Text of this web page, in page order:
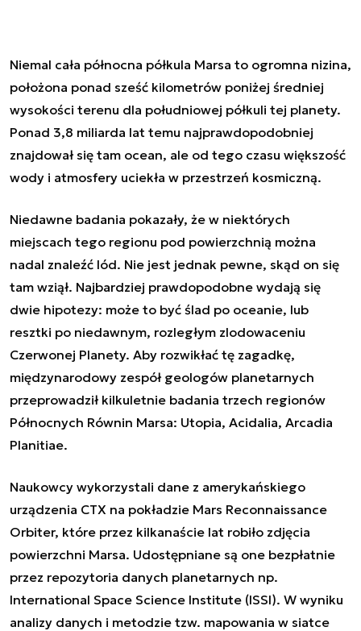
Niemal cała północna półkula Marsa to ogromna nizina,
położona ponad sześć kilometrów poniżej średniej
wysokości terenu dla południowej półkuli tej planety.
Ponad 3,8 miliarda lat temu najprawdopodobniej
znajdował się tam ocean, ale od tego czasu większość
wody i atmosfery uciekła w przestrzeń kosmiczną.
Niedawne badania pokazały, że w niektórych
miejscach tego regionu pod powierzchnią można
nadal znaleźć lód. Nie jest jednak pewne, skąd on się
tam wziął. Najbardziej prawdopodobne wydają się
dwie hipotezy: może to być ślad po oceanie, lub
resztki po niedawnym, rozległym zlodowaceniu
Czerwonej Planety. Aby rozwikłać tę zagadkę,
międzynarodowy zespół geologów planetarnych
przeprowadził kilkuletnie badania trzech regionów
Północnych Równin Marsa: Utopia, Acidalia, Arcadia
Planitiae.
Naukowcy wykorzystali dane z amerykańskiego
urządzenia CTX na pokładzie Mars Reconnaissance
Orbiter, które przez kilkanaście lat robiło zdjęcia
powierzchni Marsa. Udostępniane są one bezpłatnie
przez repozytoria danych planetarnych np.
International Space Science Institute (ISSI). W wyniku
analizy danych i metodzie tzw. mapowania w siatce